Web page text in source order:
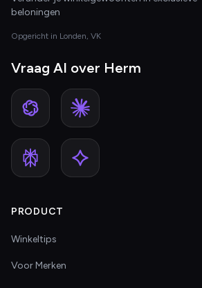
beloningen
Opgericht in Londen, VK
Vraag AI over Herm
PRODUCT
Winkeltips
Voor Merken